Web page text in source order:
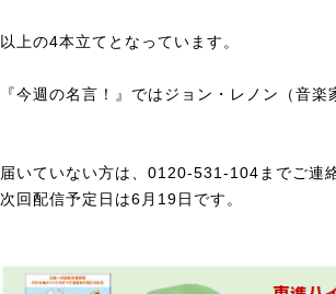
以上の4本立てとなっています。
『今週の名言！』ではジョン・レノン（音楽
届いていない方は、0120-531-104までご連
次回配信予定日は6月19日です。